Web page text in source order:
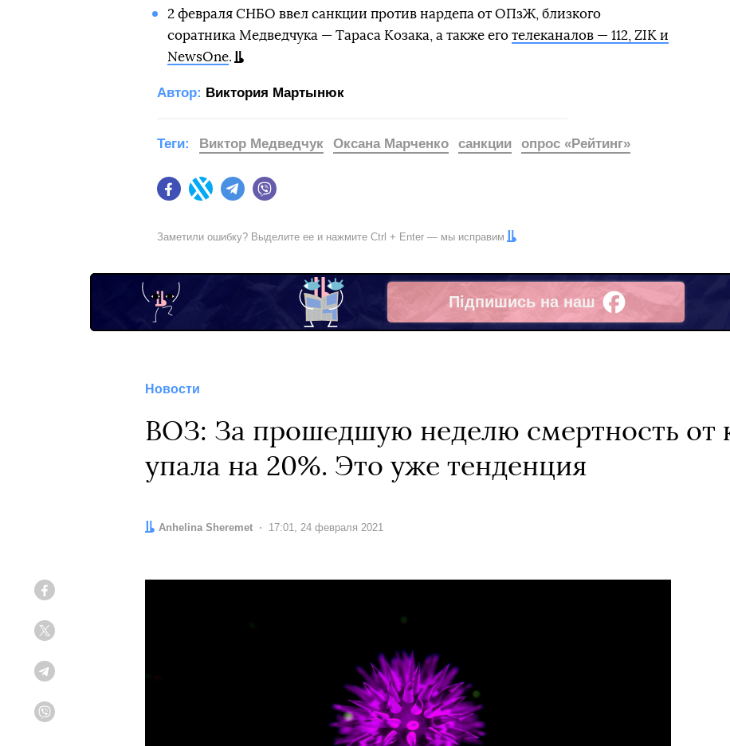
2 февраля СНБО ввел санкции против нардепа от ОПзЖ, близкого
соратника Медведчука — Тараса Козака, а также его телеканалов — 112, ZIK и
NewsOne.
Автор: Виктория Мартынюк
FacebookTwitter Telegram
Теги: Виктор Медведчук Оксана Марченко санкции опрос «Рейтинг»
Заметили ошибку? Выделите ее и нажмите Ctrl + Enter — мы исправим
Підпишись на наш
Facebook
Новости
ВОЗ: За прошедшую неделю смертность от
упала на 20%. Это уже тенденция
Автор:
Anhelina Sheremet Дата:
17:01, 24 февраля 2021